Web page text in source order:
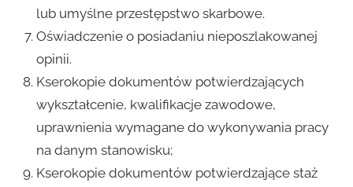
lub umyślne przestępstwo skarbowe.
Oświadczenie o posiadaniu nieposzlakowanej
opinii.
Kserokopie dokumentów potwierdzających
wykształcenie, kwalifikacje zawodowe,
uprawnienia wymagane do wykonywania pracy
na danym stanowisku;
Kserokopie dokumentów potwierdzające staż